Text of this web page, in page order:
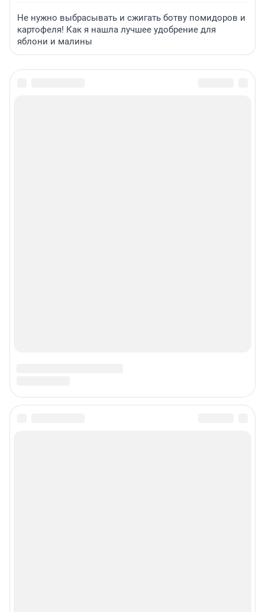
Не нужно выбрасывать и сжигать ботву помидоров и
картофеля! Как я нашла лучшее удобрение для
яблони и малины